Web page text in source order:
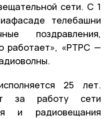
сети. С 1
телебашни
поздравления,
работает», «РТРС —
25 лет.
за работу сети
и радиовещания